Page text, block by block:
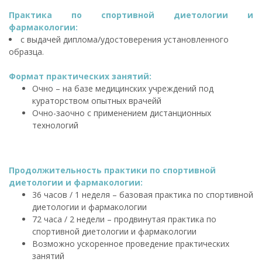
Практика по спортивной диетологии и
фармакологии:
с выдачей диплома/удостоверения установленного
образца.
Формат практических занятий:
Очно – на базе медицинских учреждений под
кураторством опытных врачейй
Очно-заочно с применением дистанционных
технологий
Продолжительность практики по спортивной
диетологии и фармакологии:
36 часов / 1 неделя – базовая практика по спортивной
диетологии и фармакологии
72 часа / 2 недели – продвинутая практика по
спортивной диетологии и фармакологии
Возможно ускоренное проведение практических
занятий